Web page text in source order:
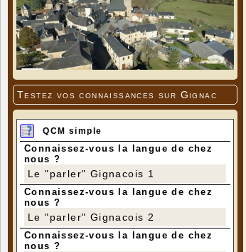
Testez vos connaissances sur Gignac
QCM simple
Connaissez-vous la langue de chez
nous ?
Le "parler" Gignacois 1
Connaissez-vous la langue de chez
nous ?
Le "parler" Gignacois 2
Connaissez-vous la langue de chez
nous ?